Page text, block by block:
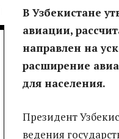
В Узбекистане
авиации,
направлен на
расширение
для населения.
Президент
ведения